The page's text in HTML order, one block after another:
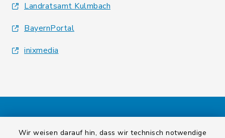
Wir weisen darauf hin, dass wir technisch notwendige
Landratsamt Kulmbach
BayernPortal
inixmedia